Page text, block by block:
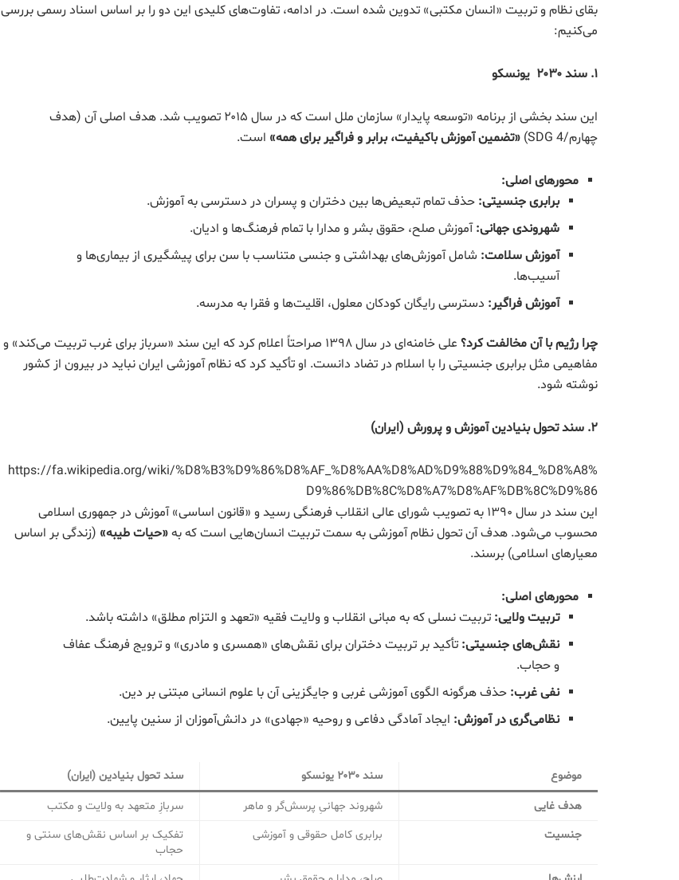
بقای نظام و تربیت «انسان مکتبی» تدوین شده است. در ادامه، تفاوت‌های کلیدی این دو را بر اساس اسناد رسمی بررسی
می‌کنیم:
۱. سند۲۰۳۰ یونسکو
این سند بخشی از برنامه «توسعه پایدار» سازمان ملل است که در سال ۲۰۱۵ تصویب شد. هدف اصلی آن (هدف
چهارم/SDG 4)
«تضمین آموزش باکیفیت، برابر و فراگیر برای همه» است.
محورهای اصلی:
برابری جنسیتی: حذف تمام تبعیض‌ها بین دختران و پسران در دسترسی به آموزش.
شهروندی جهانی:آموزش صلح، حقوق بشر و مدارا با تمام فرهنگ‌ها و ادیان.
آموزش سلامت: شامل آموزش‌های بهداشتی و جنسی متناسب با سن برای پیشگیری از بیماری‌ها و
آسیب‌ها.
آموزش فراگیر: دسترسی رایگان کودکان معلول، اقلیت‌ها و فقرا به مدرسه.
چرا رژیم با آن مخالفت کرد؟
علی خامنه‌ای در سال ۱۳۹۸ صراحتاً اعلام کرد که این سند «سرباز برای غرب تربیت می‌کند» و
مفاهیمی مثل برابری جنسیتی را با اسلام در تضاد دانست. او تأکید کرد که نظام آموزشی ایران نباید در بیرون از کشور
نوشته شود.
۲. سند تحول بنیادین آموزش و پرورش (ایران)
https://fa.wikipedia.org/wiki/%D8%B3%D9%86%D8%AF_%D8%AA%D8%AD%D9%88%D9%84_%D8%A8%
D9%86%DB%8C%D8%A7%D8%AF%DB%8C%D9%86
این سند در سال ۱۳۹۰ به تصویب شورای عالی انقلاب فرهنگی رسید و «قانون اساسی» آموزش در جمهوری اسلامی
محسوب می‌شود. هدف آن تحول نظام آموزشی به سمت تربیت انسان‌هایی است که به«حیات طیبه» (زندگی بر اساس
معیارهای اسلامی) برسند.
محورهای اصلی:
تربیت ولایی: تربیت نسلی که به مبانی انقلاب و ولایت فقیه «تعهد و التزام مطلق» داشته باشد.
نقش‌های جنسیتی: تأکید بر تربیت دختران برای نقش‌های «همسری و مادری» و ترویج فرهنگ عفاف
و حجاب.
نفی غرب: حذف هرگونه الگوی آموزشی غربی و جایگزینی آن با علوم انسانی مبتنی بر دین.
نظامی‌گری در آموزش: ایجاد آمادگی دفاعی و روحیه «جهادی» در دانش‌آموزان از سنین پایین.
موضوع سند ۲۰۳۰ یونسکو
سند تحول بنیادین (ایران)
هدف غایی
شهروند جهانیِ پرسش‌گر و ماهر
سربازِ متعهد به ولایت و مکتب
جنسیت
برابری کامل حقوقی و آموزشی
تفکیک بر اساس نقش‌های سنتی و
حجاب